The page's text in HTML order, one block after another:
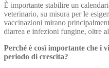
È importante stabilire un
veterinario, su misura per le
vaccinazioni mirano
diarrea e infezioni fungine, oltre
Perché è così importante che i
periodo di crescita?